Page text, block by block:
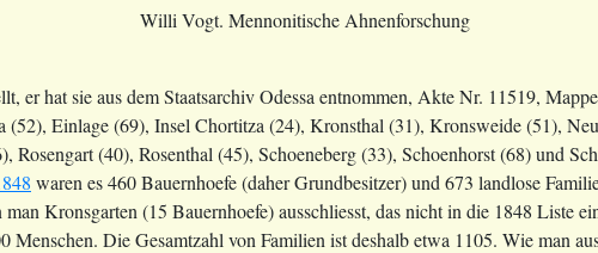
Willi Vogt. Mennonitische Ahnenforschung
er hat sie aus dem Staatsarchiv Odessa entnommen, Akte Nr. 11519,
Einlage (69), Insel Chortitza (24), Kronsthal (31), Kronsweide (51),
(40), Rosenthal (45), Schoeneberg (33), Schoenhorst (68) und
waren es 460 Bauernhoefe (daher Grundbesitzer) und 673 landlose
Kronsgarten (15 Bauernhoefe) ausschliesst, das nicht in die 1848 Liste
Menschen. Die Gesamtzahl von Familien ist deshalb etwa 1105. Wie man